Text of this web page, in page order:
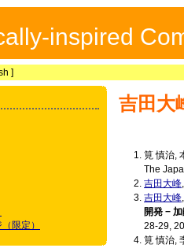
inspired
]
吉田大
筧 慎治,
The
吉田大峰,
吉田大峰
開発 −
28-29,
筧 慎治,
限定）